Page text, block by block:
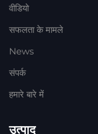
वीडियो
सफलता के मामले
News
संपर्क
हमारे बारे में
उत्पाद